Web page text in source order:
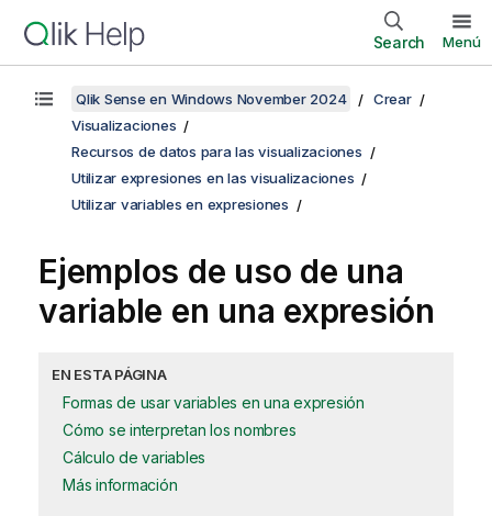
Search Menú
Qlik Sense en Windows November 2024
Crear
Visualizaciones
Recursos de datos para las visualizaciones
Utilizar expresiones en las visualizaciones
Utilizar variables en expresiones
Ejemplos de uso de una
variable en una expresión
EN ESTA PÁGINA
Formas de usar variables en una expresión
Cómo se interpretan los nombres
Cálculo de variables
Más información